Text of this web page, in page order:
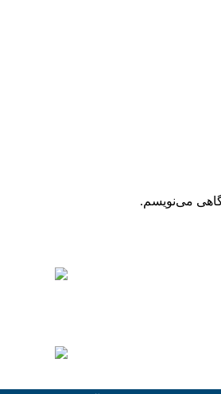
می‌نویسم.